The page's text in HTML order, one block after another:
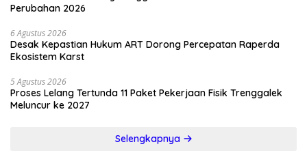
Perubahan 2026
6 Agustus 2026
Desak Kepastian Hukum ART Dorong Percepatan Raperda
Ekosistem Karst
5 Agustus 2026
Proses Lelang Tertunda 11 Paket Pekerjaan Fisik Trenggalek
Meluncur ke 2027
Selengkapnya